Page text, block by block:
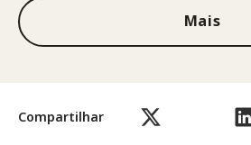
Compartilhar
Mais